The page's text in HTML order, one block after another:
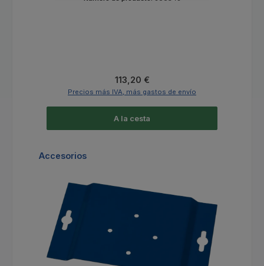
Precio normal:
113,20 €
Precios más IVA, más gastos de envío
A la cesta
Omitir la galería de productos
Accesorios